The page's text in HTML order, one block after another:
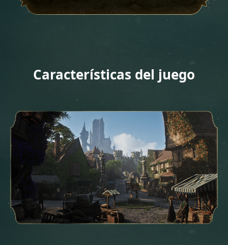
Características del juego